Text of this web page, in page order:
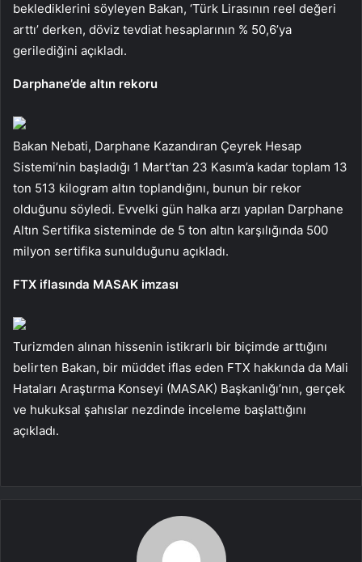
beklediklerini söyleyen Bakan, ‘Türk Lirasının reel değeri
arttı’ derken, döviz tevdiat hesaplarının % 50,6’ya
gerilediğini açıkladı.
Darphane’de altın rekoru
Bakan Nebati, Darphane Kazandıran Çeyrek Hesap
Sistemi’nin başladığı 1 Mart’tan 23 Kasım’a kadar toplam 13
ton 513 kilogram altın toplandığını, bunun bir rekor
olduğunu söyledi. Evvelki gün halka arzı yapılan Darphane
Altın Sertifika sisteminde de 5 ton altın karşılığında 500
milyon sertifika sunulduğunu açıkladı.
FTX iflasında MASAK imzası
Turizmden alınan hissenin istikrarlı bir biçimde arttığını
belirten Bakan, bir müddet iflas eden FTX hakkında da Mali
Hataları Araştırma Konseyi (MASAK) Başkanlığı’nın, gerçek
ve hukuksal şahıslar nezdinde inceleme başlattığını
açıkladı.